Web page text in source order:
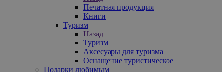
Печатная продукция
Книги
Туризм
Назад
Туризм
Аксесуары для туризма
Оснащение туристическое
Подарки любимым